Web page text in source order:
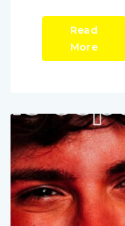
Read
More